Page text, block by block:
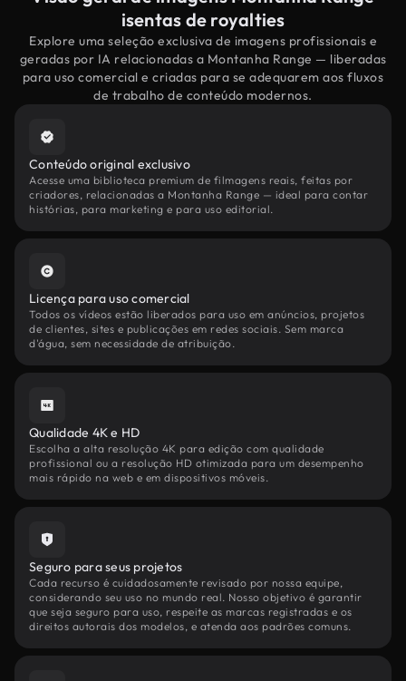
isentas de royalties
Explore uma seleção exclusiva de imagens profissionais e
geradas por IA relacionadas a Montanha Range — liberadas
para uso comercial e criadas para se adequarem aos fluxos
de trabalho de conteúdo modernos.
Conteúdo original exclusivo
Acesse uma biblioteca premium de filmagens reais, feitas por
criadores, relacionadas a Montanha Range — ideal para contar
histórias, para marketing e para uso editorial.
Licença para uso comercial
Todos os vídeos estão liberados para uso em anúncios, projetos
de clientes, sites e publicações em redes sociais. Sem marca
d'água, sem necessidade de atribuição.
Qualidade 4K e HD
Escolha a alta resolução 4K para edição com qualidade
profissional ou a resolução HD otimizada para um desempenho
mais rápido na web e em dispositivos móveis.
Seguro para seus projetos
Cada recurso é cuidadosamente revisado por nossa equipe,
considerando seu uso no mundo real. Nosso objetivo é garantir
que seja seguro para uso, respeite as marcas registradas e os
direitos autorais dos modelos, e atenda aos padrões comuns.